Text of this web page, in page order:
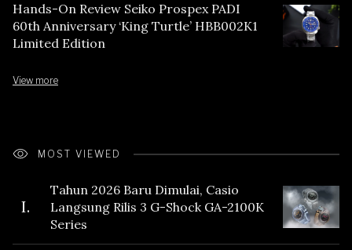
Hands-On Review Seiko Prospex PADI
60th Anniversary ‘King Turtle’ HBB002K1
Limited Edition
View more
MOST VIEWED
I.
Tahun 2026 Baru Dimulai, Casio
Langsung Rilis 3 G-Shock GA-2100K
Series